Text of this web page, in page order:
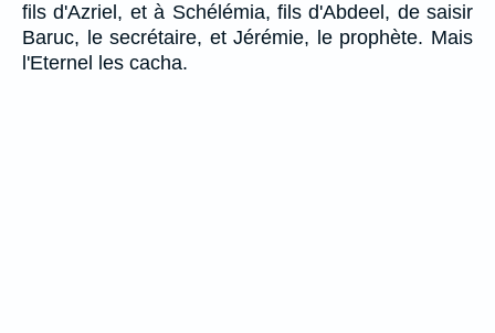
fils d'Azriel, et à Schélémia, fils d'Abdeel, de saisir
Baruc, le secrétaire, et Jérémie, le prophète. Mais
l'Eternel les cacha.